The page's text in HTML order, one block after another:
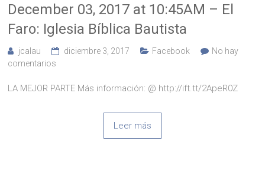
December 03, 2017 at 10:45AM – El
Faro: Iglesia Bíblica Bautista
jcalau diciembre 3, 2017 Facebook
No hay
comentarios
LA MEJOR PARTE Más información: @ http://ift.tt/2ApeR0Z
Leer más